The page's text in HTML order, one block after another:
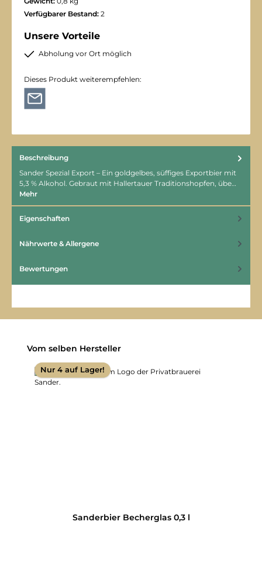
Verfügbarer Bestand: 2
Unsere Vorteile
Abholung vor Ort möglich
Dieses Produkt weiterempfehlen:
Beschreibung
Sander Spezial Export – Ein goldgelbes, süffiges Exportbier mit
5,3 % Alkohol. Gebraut mit Hallertauer Traditionshopfen, übe…
Mehr
Eigenschaften
Nährwerte & Allergene
Bewertungen
Produktgalerie überspringen
Vom selben Hersteller
Nur 4 auf Lager!
Sanderbier Becherglas 0,3 l